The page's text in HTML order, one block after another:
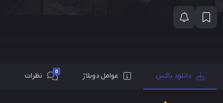
دانلود باکس عوامل دوبلاژ 0 نظرات